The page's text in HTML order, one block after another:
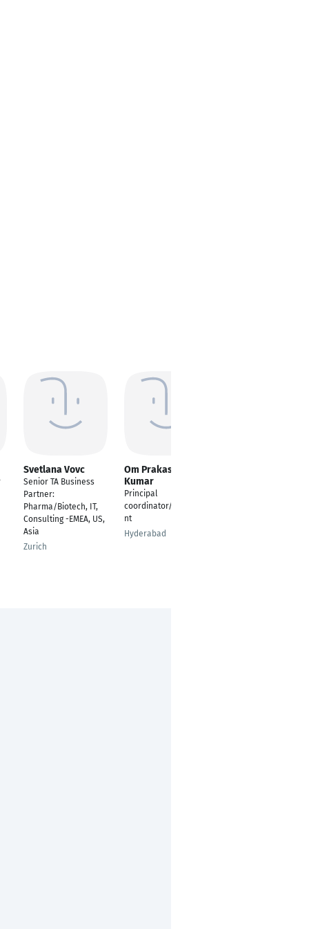
Svetlana Vovc
Senior TA Business
Partner:
Pharma/Biotech, IT,
Consulting -EMEA, US,
Asia
Zurich
Om Prakash
Kumar
Principal
coordinator/Consulta
nt
Hyderabad